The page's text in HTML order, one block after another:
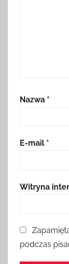
Nazwa *
E-mail *
Witryna
podczas